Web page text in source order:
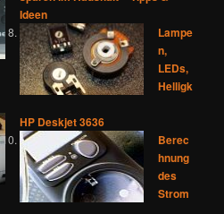
Ideen
Lampe
n,
LEDs,
Helligk
HP Deskjet 3636
Berec
hnung
des
Strom